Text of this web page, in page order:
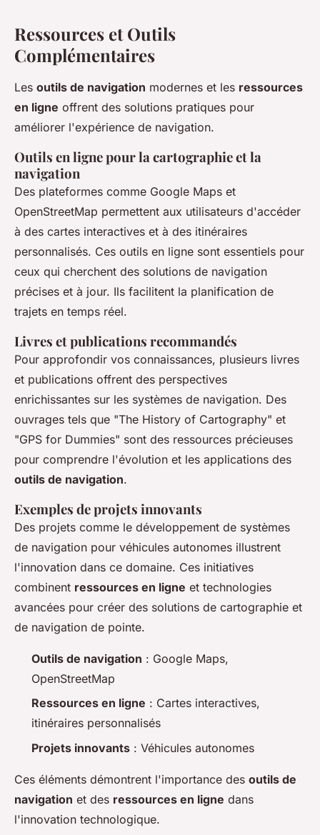
Ressources et Outils
Complémentaires
Les outils de navigation modernes et les ressources
en ligne offrent des solutions pratiques pour
améliorer l'expérience de navigation.
Outils en ligne pour la cartographie et la
navigation
Des plateformes comme Google Maps et
OpenStreetMap permettent aux utilisateurs d'accéder
à des cartes interactives et à des itinéraires
personnalisés. Ces outils en ligne sont essentiels pour
ceux qui cherchent des solutions de navigation
précises et à jour. Ils facilitent la planification de
trajets en temps réel.
Livres et publications recommandés
Pour approfondir vos connaissances, plusieurs livres
et publications offrent des perspectives
enrichissantes sur les systèmes de navigation. Des
ouvrages tels que "The History of Cartography" et
"GPS for Dummies" sont des ressources précieuses
pour comprendre l'évolution et les applications des
outils de navigation.
Exemples de projets innovants
Des projets comme le développement de systèmes
de navigation pour véhicules autonomes illustrent
l'innovation dans ce domaine. Ces initiatives
combinent ressources en ligne et technologies
avancées pour créer des solutions de cartographie et
de navigation de pointe.
Outils de navigation : Google Maps,
OpenStreetMap
Ressources en ligne : Cartes interactives,
itinéraires personnalisés
Projets innovants : Véhicules autonomes
Ces éléments démontrent l'importance des outils de
navigation et des ressources en ligne dans
l'innovation technologique.